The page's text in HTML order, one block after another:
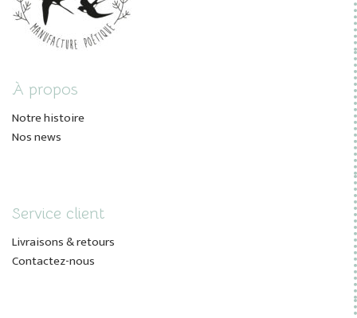
À propos
Notre histoire
Nos news
Service client
Livraisons & retours
Contactez-nous